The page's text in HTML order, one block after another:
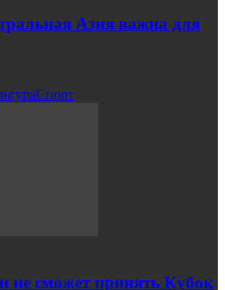
Азия важна для
Спорт
не сможет принять Кубок